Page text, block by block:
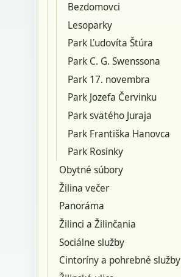
Bezdomovci
Lesoparky
Park Ľudovíta Štúra
Park C. G. Swenssona
Park 17. novembra
Park Jozefa Červinku
Park svätého Juraja
Park Františka Hanovca
Park Rosinky
Obytné súbory
Žilina večer
Panoráma
Žilinci a Žilinčania
Sociálne služby
Cintoríny a pohrebné služby